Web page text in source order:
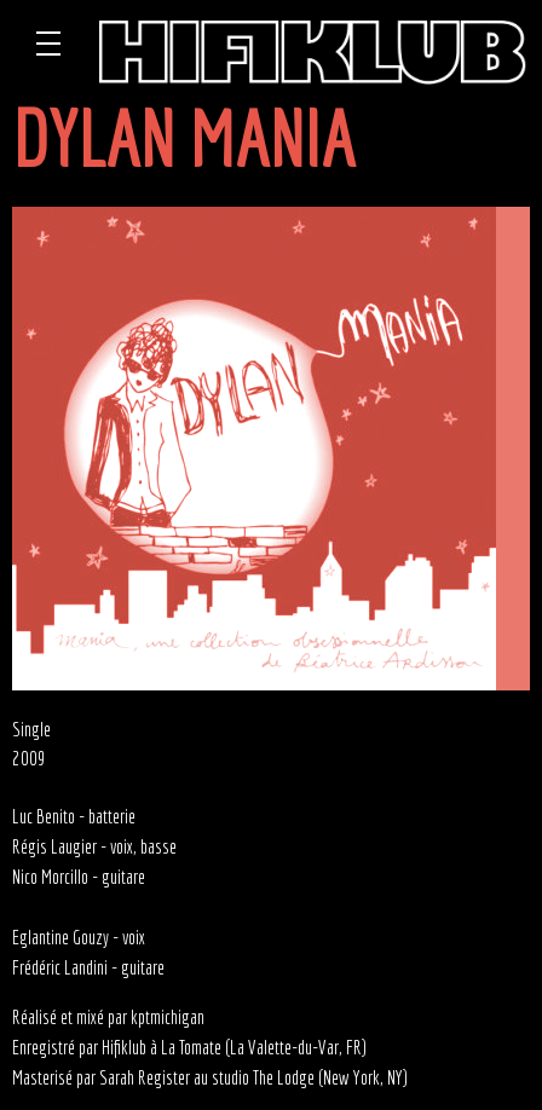
DYLAN MANIA
Single
2009
Luc Benito - batterie
Régis Laugier - voix, basse
Nico Morcillo - guitare
Eglantine Gouzy - voix
Frédéric Landini - guitare
Réalisé et mixé par kptmichigan
Enregistré par Hifiklub à La Tomate (La Valette-du-Var, FR)
Masterisé par Sarah Register au studio The Lodge (New York, NY)